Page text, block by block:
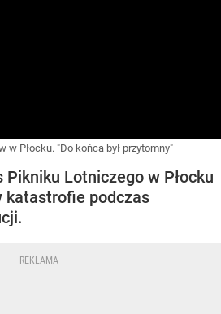
w Płocku. "Do końca był przytomny"
Lotniczego w Płocku
katastrofie podczas